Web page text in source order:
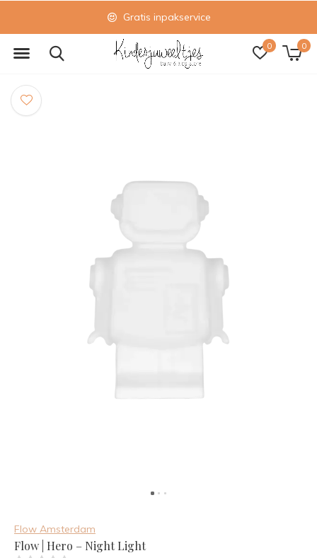
0 0
Gratis inpakservice
Flow Amsterdam
Flow | Hero – Night Light